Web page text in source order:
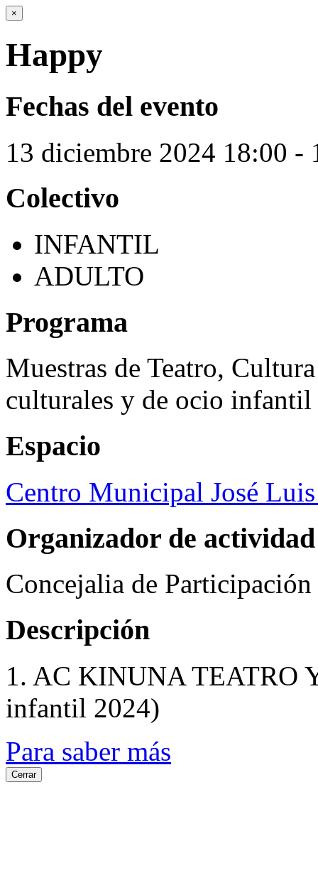
×
Happy
Fechas del evento
13 diciembre 2024 18:00 -
Colectivo
INFANTIL
ADULTO
Programa
Muestras de Teatro,
culturales y de ocio infantil
Espacio
Centro Municipal José
Organizador de actividad
Concejalia de
Descripción
1. AC KINUNA TEATRO
infantil 2024)
Para saber más
Cerrar